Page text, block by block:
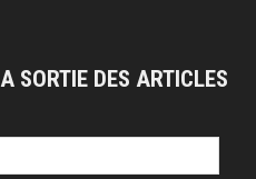
SORTIE DES ARTICLES